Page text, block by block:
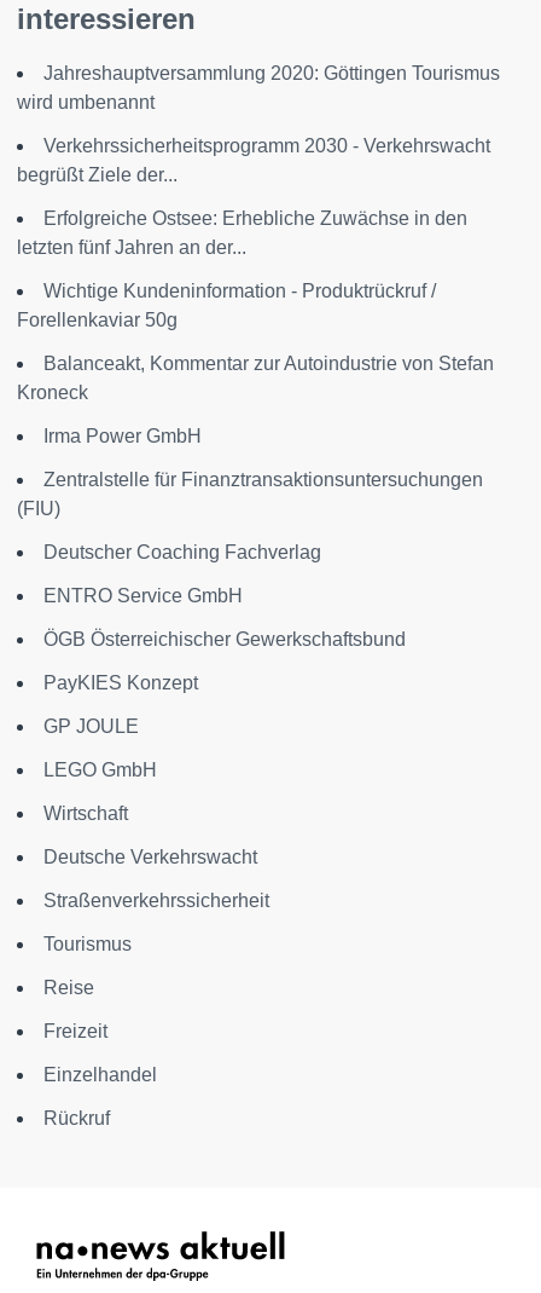
interessieren
Jahreshauptversammlung 2020: Göttingen Tourismus
wird umbenannt
Verkehrssicherheitsprogramm 2030 - Verkehrswacht
begrüßt Ziele der...
Erfolgreiche Ostsee: Erhebliche Zuwächse in den
letzten fünf Jahren an der...
Wichtige Kundeninformation - Produktrückruf /
Forellenkaviar 50g
Balanceakt, Kommentar zur Autoindustrie von Stefan
Kroneck
Irma Power GmbH
Zentralstelle für Finanztransaktionsuntersuchungen
(FIU)
Deutscher Coaching Fachverlag
ENTRO Service GmbH
ÖGB Österreichischer Gewerkschaftsbund
PayKIES Konzept
GP JOULE
LEGO GmbH
Wirtschaft
Deutsche Verkehrswacht
Straßenverkehrssicherheit
Tourismus
Reise
Freizeit
Einzelhandel
Rückruf